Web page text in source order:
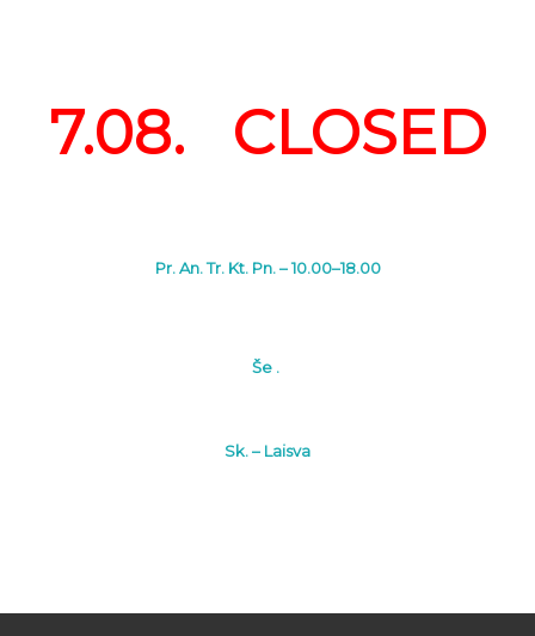
7.08. CLOSED
Pr. An. Tr. Kt. Pn. – 10.00–18.00
Še .
Sk. – Laisva